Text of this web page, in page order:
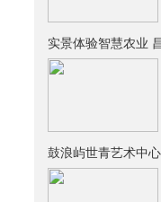
实景体验智慧农业
鼓浪屿世青艺术中
张